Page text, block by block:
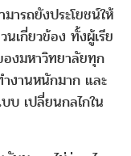
ารถยังประโยชน์ให้
เกี่ยวข้อง ทั้งผู้เรีย
องมหาวิทยาลัยทุก
งานหนักมาก และ
บ เปลี่ยนกลไกใน